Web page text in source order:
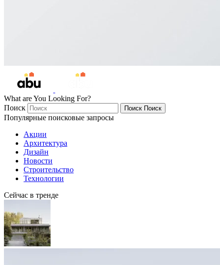
What are You Looking For?
Поиск
Поиск Поиск
Популярные поисковые запросы
Акции
Архитектура
Дизайн
Новости
Строительство
Технологии
Сейчас в тренде